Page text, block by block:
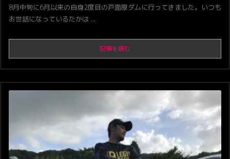
8月中旬に6月以来の自身2度目の戸面原ダムに行ってきました。いつも
お世話になっているたかは ...
記事を読む